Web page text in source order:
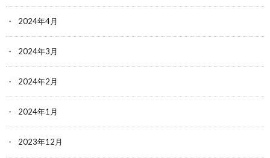
2024年4月
2024年3月
2024年2月
2024年1月
2023年12月